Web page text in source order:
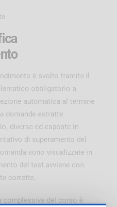
è svolto tramite il
obbligatorio a
automatica al termine
domande estratte
diverse ed esposte in
di superamento del
sono visualizzate in
del test avviene con
corrette.
complessiva del corso è